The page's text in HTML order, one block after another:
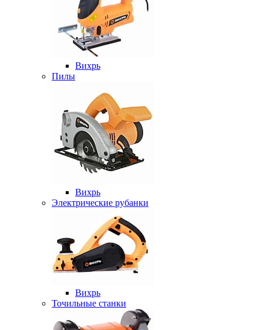
Вихрь
Пилы
Вихрь
Электрические рубанки
Вихрь
Точильные станки